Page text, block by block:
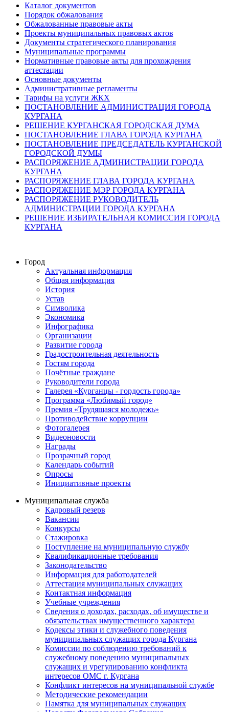
Каталог документов
Порядок обжалования
Обжалованные правовые акты
Проекты муниципальных правовых актов
Документы стратегического планирования
Муниципальные программы
Нормативные правовые акты для прохождения
аттестации
Основные документы
Административные регламенты
Тарифы на услуги ЖКХ
ПОСТАНОВЛЕНИЕ АДМИНИСТРАЦИЯ ГОРОДА
КУРГАНА
РЕШЕНИЕ КУРГАНСКАЯ ГОРОДСКАЯ ДУМА
ПОСТАНОВЛЕНИЕ ГЛАВА ГОРОДА КУРГАНА
ПОСТАНОВЛЕНИЕ ПРЕДСЕДАТЕЛЬ КУРГАНСКОЙ
ГОРОДСКОЙ ДУМЫ
РАСПОРЯЖЕНИЕ АДМИНИСТРАЦИИ ГОРОДА
КУРГАНА
РАСПОРЯЖЕНИЕ ГЛАВА ГОРОДА КУРГАНА
РАСПОРЯЖЕНИЕ МЭР ГОРОДА КУРГАНА
РАСПОРЯЖЕНИЕ РУКОВОДИТЕЛЬ
АДМИНИСТРАЦИИ ГОРОДА КУРГАНА
РЕШЕНИЕ ИЗБИРАТЕЛЬНАЯ КОМИССИЯ ГОРОДА
КУРГАНА
Город
Актуальная информация
Общая информация
История
Устав
Символика
Экономика
Инфографика
Организации
Развитие города
Градостроительная деятельность
Гостям города
Почётные граждане
Руководители города
Галерея «Курганцы - гордость города»
Программа «Любимый город»
Премия «Трудящаяся молодежь»
Противодействие коррупции
Фотогалерея
Видеоновости
Награды
Прозрачный город
Календарь событий
Опросы
Инициативные проекты
Муниципальная служба
Кадровый резерв
Вакансии
Конкурсы
Стажировка
Поступление на муниципальную службу
Квалификационные требования
Законодательство
Информация для работодателей
Аттестация муниципальных служащих
Контактная информация
Учебные учреждения
Сведения о доходах, расходах, об имуществе и
обязательствах имущественного характера
Кодексы этики и служебного поведения
муниципальных служащих города Кургана
Комиссии по соблюдению требований к
служебному поведению муниципальных
служащих и урегулированию конфликта
интересов ОМС г. Кургана
Конфликт интересов на муниципальной службе
Методические рекомендации
Памятка для муниципальных служащих